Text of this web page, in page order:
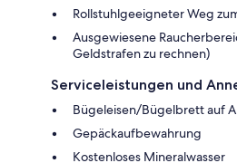
Rollstuhlgeeigneter Weg
Ausgewiesene
Geldstrafen zu rechnen)
Serviceleistungen und
Bügeleisen/Bügelbrett auf
Gepäckaufbewahrung
Kostenloses Mineralwasser